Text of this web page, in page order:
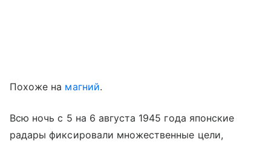
Похоже на магний.
Всю ночь с 5 на 6 августа 1945 года японские
радары фиксировали множественные цели,